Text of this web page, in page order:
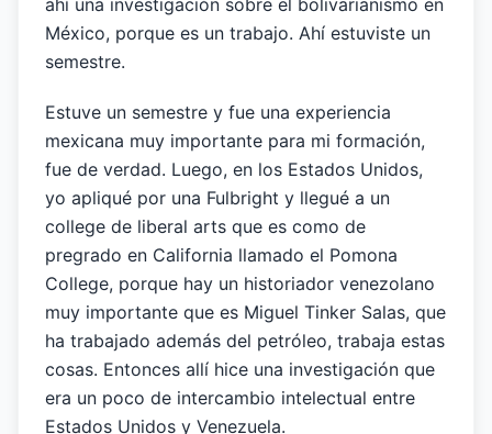
ahí una investigación sobre el bolivarianismo en
México, porque es un trabajo. Ahí estuviste un
semestre.
Estuve un semestre y fue una experiencia
mexicana muy importante para mi formación,
fue de verdad. Luego, en los Estados Unidos,
yo apliqué por una Fulbright y llegué a un
college de liberal arts que es como de
pregrado en California llamado el Pomona
College, porque hay un historiador venezolano
muy importante que es Miguel Tinker Salas, que
ha trabajado además del petróleo, trabaja estas
cosas. Entonces allí hice una investigación que
era un poco de intercambio intelectual entre
Estados Unidos y Venezuela.